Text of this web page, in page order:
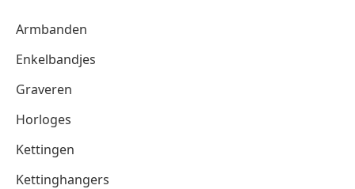
Armbanden
Enkelbandjes
Graveren
Horloges
Kettingen
Kettinghangers